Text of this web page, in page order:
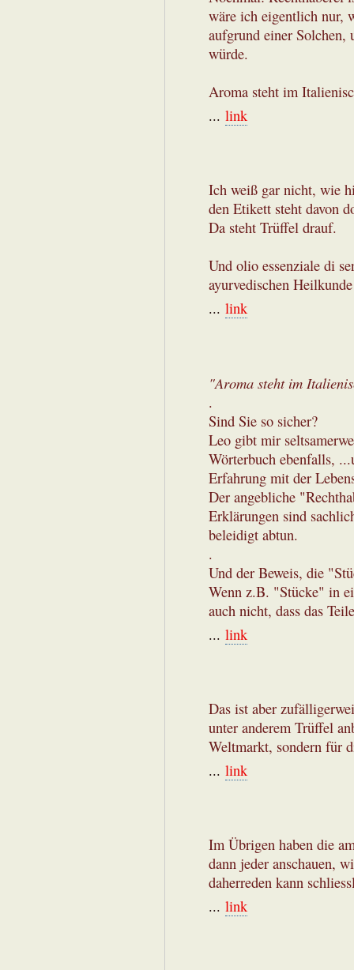
wäre ich eigentlich nur,
aufgrund einer Solchen,
würde.
Aroma steht im
... link
Ich weiß gar nicht, wie
den Etikett steht davon
Da steht Trüffel drauf.
Und olio essenziale di
ayurvedischen
... link
"Aroma steht im
.
Sind Sie so sicher?
Leo gibt mir
Wörterbuch ebenfalls,
Erfahrung mit der
Der angebliche
Erklärungen sind
beleidigt abtun.
.
Und der Beweis, die
Wenn z.B. "Stücke" in
auch nicht, dass das
... link
Das ist aber
unter anderem Trüffel
Weltmarkt, sondern für
... link
Im Übrigen haben die
dann jeder anschauen,
daherreden kann
... link